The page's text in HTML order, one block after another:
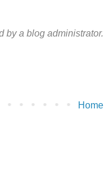
by a blog administrator.
Home